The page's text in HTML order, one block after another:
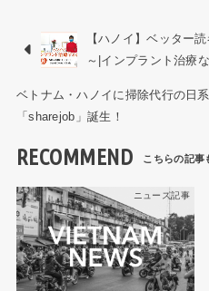
【ハノイ】ベッター
～|インプラント治療
ベトナム・ハノイに掃除代行の日
「sharejob」誕生！
RECOMMEND
ニュース記事